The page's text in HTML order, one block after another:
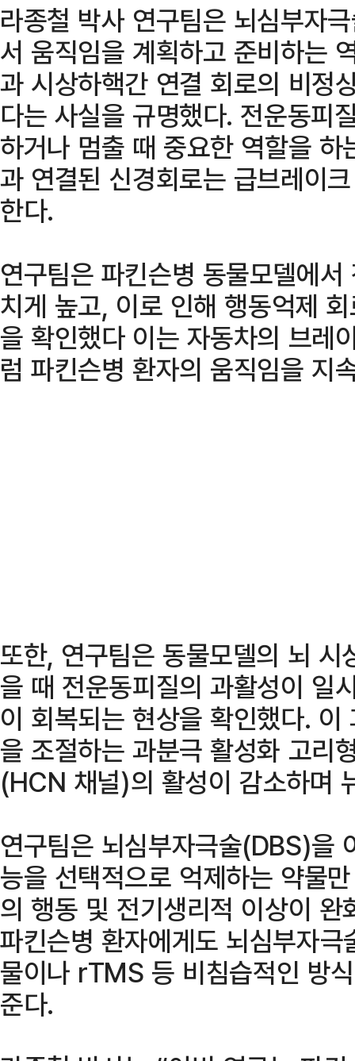
라종철 박사 연구팀은 뇌심부자
서 움직임을 계획하고 준비하는
과 시상하핵간 연결 회로의 비정
다는 사실을 규명했다. 전운동피
하거나 멈출 때 중요한 역할을
과 연결된 신경회로는 급브레이
한다.
연구팀은 파킨슨병 동물모델에
치게 높고, 이로 인해 행동억제
을 확인했다 이는 자동차의 브레
럼 파킨슨병 환자의 움직임을 지
또한, 연구팀은 동물모델의 뇌
을 때 전운동피질의 과활성이 일
이 회복되는 현상을 확인했다.
을 조절하는 과분극 활성화 고리
(HCN 채널)의 활성이 감소하며
연구팀은 뇌심부자극술(DBS)을
능을 선택적으로 억제하는 약물
의 행동 및 전기생리적 이상이
파킨슨병 환자에게도 뇌심부자
물이나 rTMS 등 비침습적인 방
준다.